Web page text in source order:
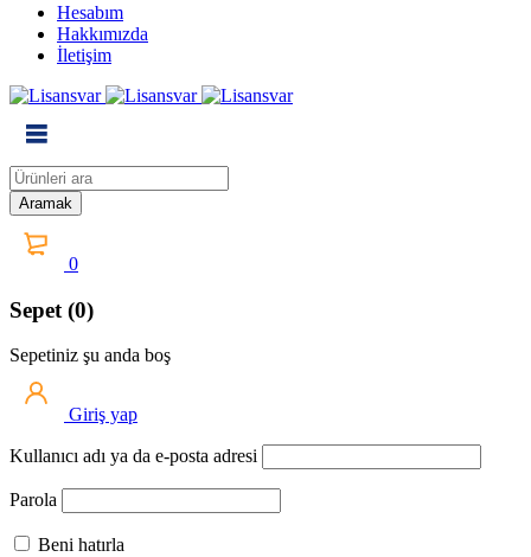
Hesabım
Hakkımızda
İletişim
0
Sepet (0)
Sepetiniz şu anda boş
Giriş yap
Kullanıcı adı ya da e-posta adresi
Parola
Beni hatırla